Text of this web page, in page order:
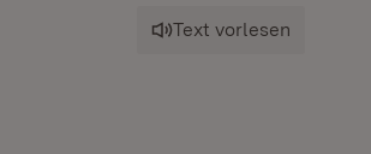
Text vorlesen